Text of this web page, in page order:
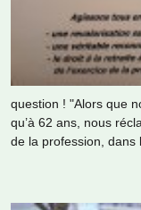
ques­tion ! "Alors que
qu’à 62 ans, nous
de la pro­­­fes­­­sion,